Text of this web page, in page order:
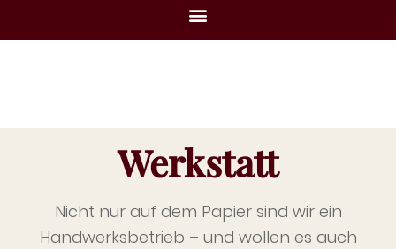
Werkstatt
Nicht nur auf dem Papier sind wir ein
Handwerksbetrieb – und wollen es auch